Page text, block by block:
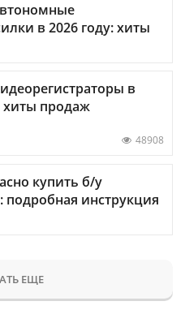
в 2026 году: хиты
в
хиты продаж
48908
купить б/у
подробная инструкция
ЕЩЕ